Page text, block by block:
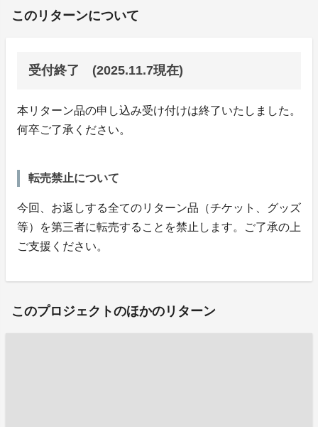
このリターンについて
受付終了 (2025.11.7現在)
本リターン品の申し込み受け付けは終了いたしました。
何卒ご了承ください。
転売禁止について
今回、お返しする全てのリターン品（チケット、グッズ
等）を第三者に転売することを禁止します。ご了承の上
ご支援ください。
このプロジェクトのほかのリターン